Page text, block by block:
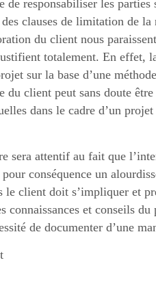
de responsabiliser les
clauses de limitation de
du client nous
totalement. En effet,
sur la base d’une
du client peut sans doute
dans le cadre d’un
sera attentif au fait que
conséquence un
le client doit s’impliquer et
connaissances et conseils
de documenter d’une